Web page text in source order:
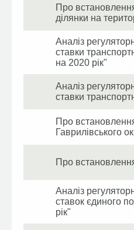
Про
ділянки на
Аналіз
ставки
на 2020 рік"
Аналіз
ставки
Про
Гаврилівського
Про
Аналіз
ставок єдиного
рік"